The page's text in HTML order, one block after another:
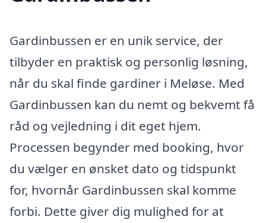
Gardinbussen er en unik service, der
tilbyder en praktisk og personlig løsning,
når du skal finde gardiner i Meløse. Med
Gardinbussen kan du nemt og bekvemt få
råd og vejledning i dit eget hjem.
Processen begynder med booking, hvor
du vælger en ønsket dato og tidspunkt
for, hvornår Gardinbussen skal komme
forbi. Dette giver dig mulighed for at